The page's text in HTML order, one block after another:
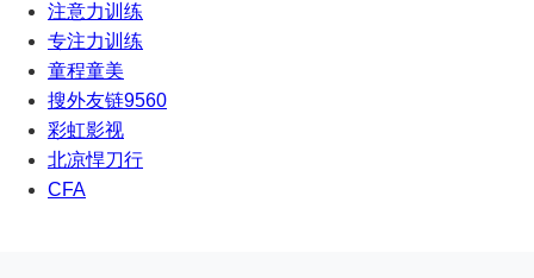
注意力训练
专注力训练
童程童美
搜外友链9560
彩虹影视
北凉悍刀行
CFA